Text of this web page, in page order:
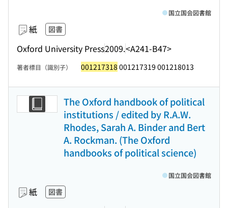
紙 図書
Oxford University Press2009.<A241-B47>
国立国会図書館
著者標目（識別子） 001217318 001217319 001218013
The Oxford handbook of political
institutions / edited by R.A.W.
Rhodes, Sarah A. Binder and Bert
A. Rockman. (The Oxford
handbooks of political science)
紙 図書
国立国会図書館